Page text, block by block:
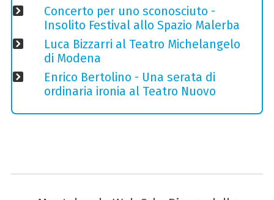
Concerto per uno sconosciuto -
Insolito Festival allo Spazio Malerba
Luca Bizzarri al Teatro Michelangelo
di Modena
Enrico Bertolino - Una serata di
ordinaria ironia al Teatro Nuovo